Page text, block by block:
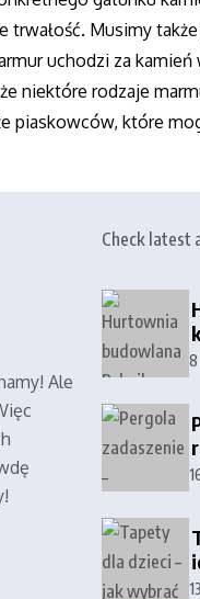
trwałość. Musimy
uchodzi za
niektóre rodzaje
piaskowców, które
Ale
Check latest
i
8